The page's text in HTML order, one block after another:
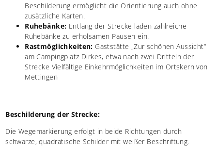
Beschilderung ermöglicht die Orientierung auch ohne
zusätzliche Karten.
Ruhebänke: Entlang der Strecke laden zahlreiche
Ruhebänke zu erholsamen Pausen ein.
Rastmöglichkeiten: Gaststätte „Zur schönen Aussicht“
am Campingplatz Dirkes, etwa nach zwei Dritteln der
Strecke Vielfältige Einkehrmöglichkeiten im Ortskern von
Mettingen
Beschilderung der Strecke:
Die Wegemarkierung erfolgt in beide Richtungen durch
schwarze, quadratische Schilder mit weißer Beschriftung.